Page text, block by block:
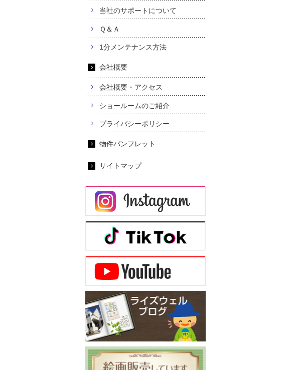
当社のサポートについて
Ｑ＆Ａ
1分メンテナンス方法
会社概要
会社概要・アクセス
ショールームのご紹介
プライバシーポリシー
物件パンフレット
サイトマップ